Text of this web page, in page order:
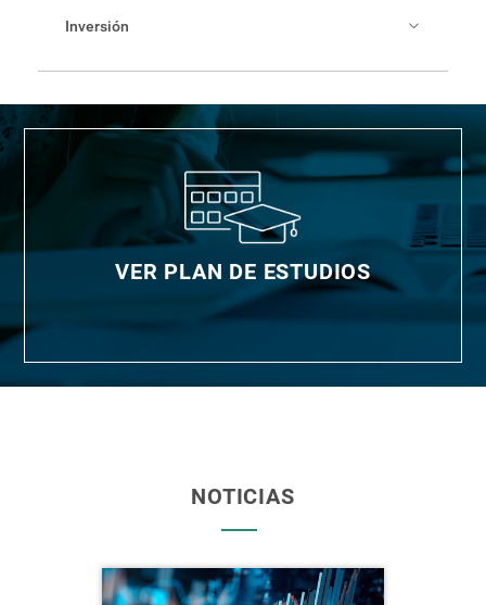
partir de los datos.
Dominará herramientas y métodos para analizar
grandes volúmenes de información, crear
visualizaciones y reportes para la toma de
Resuelve problemas reales y diseña estrategias
tanto a nivel de empresa como de organización
Formula y lidera proyectos orientados a extraer
Industrial, otras Ingenierías o áreas afines al
Dominio instrumental del idioma inglés.
año en trabajos relacionados con Análisis de
Datos (no es requisito indispensable).
Inversión
₡70 000 de matrícula (se paga una vez al año)
VER PLAN DE ESTUDIOS
NOTICIAS